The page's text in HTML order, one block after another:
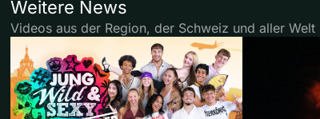
Weitere News
Videos aus der Region, der Schweiz und aller Welt